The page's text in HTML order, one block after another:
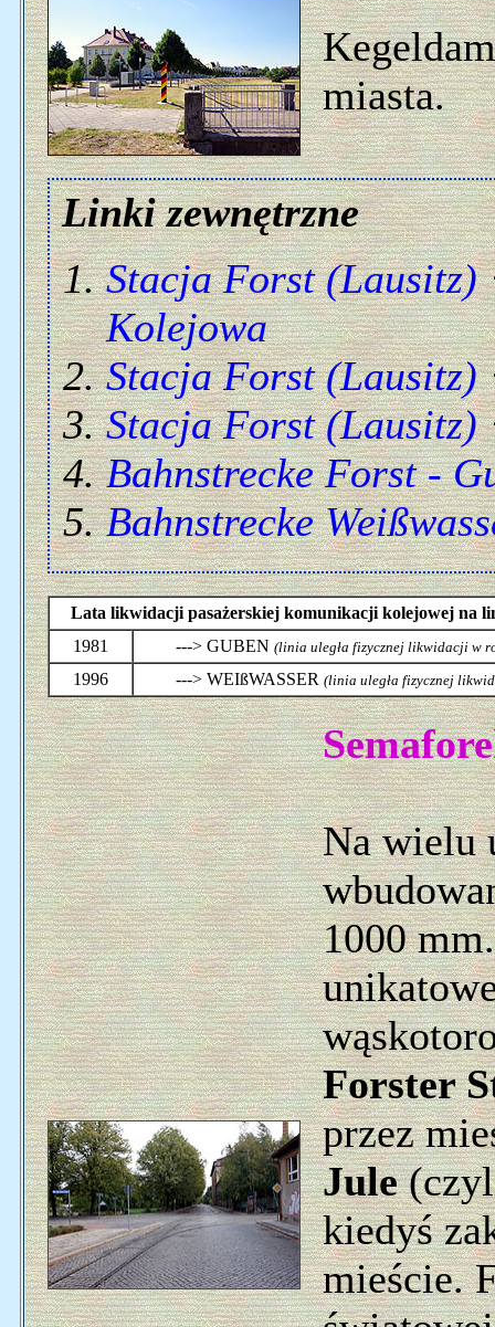
miasta.
Linki zewnętrzne
Stacja Forst (Lausitz)
Kolejowa
Stacja Forst (Lausitz)
Stacja Forst (Lausitz)
Bahnstrecke Forst -
Bahnstrecke
Lata likwidacji pasażerskiej komunikacji kolejowej na
1981
---> GUBEN (linia uległa fizycznej likwidacji w
1996 ---> WEIßWASSER (linia uległa fizycznej
Na wielu
1000
Forster
przez
Jule
kiedyś
mieście.